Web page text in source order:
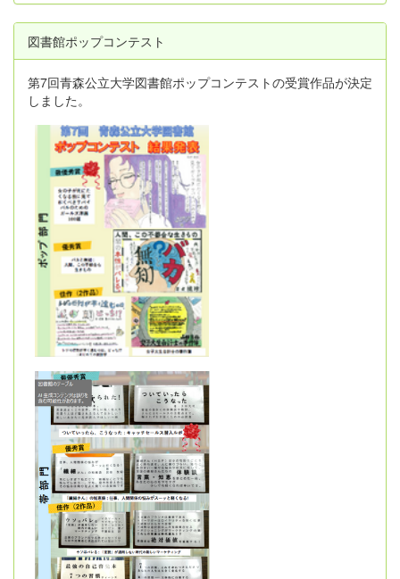
図書館ポップコンテスト
第7回青森公立大学図書館ポップコンテストの受賞作品が決定
しました。